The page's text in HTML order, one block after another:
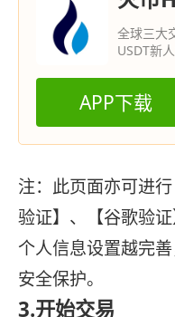
全球三大
USDT新人
APP下载
注：此页面亦可进
验证】、【谷歌验
个人信息设置越完
安全保护。
3.开始交易